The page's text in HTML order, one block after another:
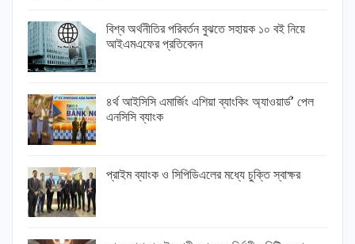
বিশ্ব অর্থনীতির পরিবর্তন বুঝতে সহায়ক ১০ বই নিয়ে
আইএমএফের প্রতিবেদন
৪র্থ আইসিসি এমার্জিং এশিয়া ব্যাংকিং অ্যাওয়ার্ড’ পেল
এনসিসি ব্যাংক
প্রাইম ব্যাংক ও সিপিডিএলের মধ্যে চুক্তি স্বাক্ষর